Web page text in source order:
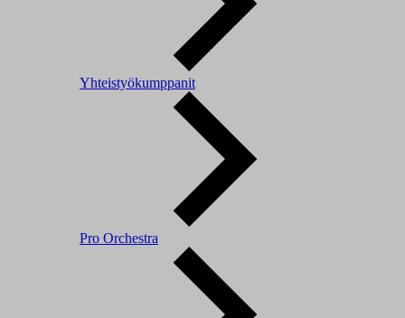
Yhteistyökumppanit
Pro Orchestra